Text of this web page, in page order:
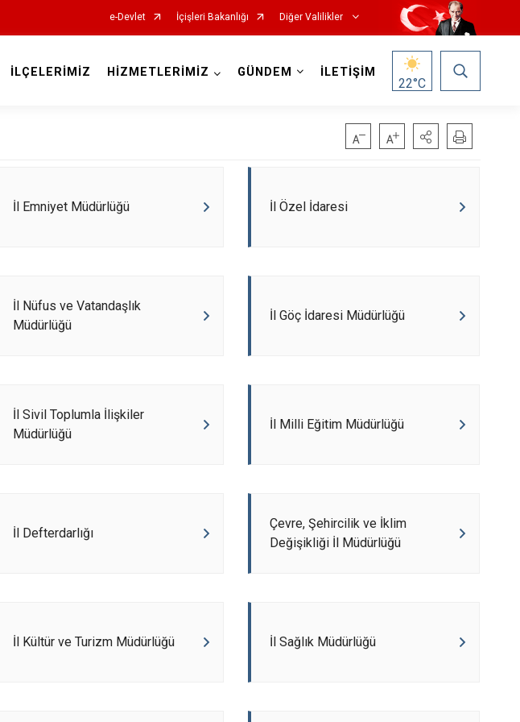
e-Devlet İçişleri Bakanlığı Diğer Valilikler
İLÇELERİMİZ HİZMETLERİMİZ GÜNDEM İLETİŞİM
22°C
İl Emniyet Müdürlüğü İl Özel İdaresi
İl Nüfus ve Vatandaşlık
Müdürlüğü
İl Göç İdaresi Müdürlüğü
İl Sivil Toplumla İlişkiler
Müdürlüğü
İl Milli Eğitim Müdürlüğü
İl Defterdarlığı
Çevre, Şehircilik ve İklim
Değişikliği İl Müdürlüğü
İl Kültür ve Turizm Müdürlüğü İl Sağlık Müdürlüğü